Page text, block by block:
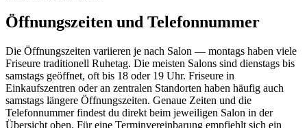
Öffnungszeiten und Telefonnummer
Die Öffnungszeiten variieren je nach Salon — montags haben viele
Friseure traditionell Ruhetag. Die meisten Salons sind dienstags bis
samstags geöffnet, oft bis 18 oder 19 Uhr. Friseure in
Einkaufszentren oder an zentralen Standorten haben häufig auch
samstags längere Öffnungszeiten. Genaue Zeiten und die
Telefonnummer findest du direkt beim jeweiligen Salon in der
Übersicht oben. Für eine Terminvereinbarung empfiehlt sich ein